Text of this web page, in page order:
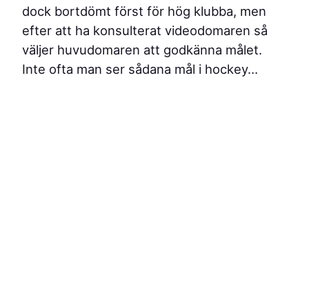
dock bortdömt först för hög klubba, men
efter att ha konsulterat videodomaren så
väljer huvudomaren att godkänna målet.
Inte ofta man ser sådana mål i hockey…